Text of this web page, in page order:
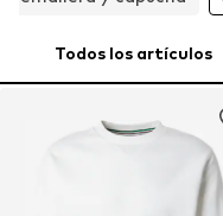
Todos los artículos